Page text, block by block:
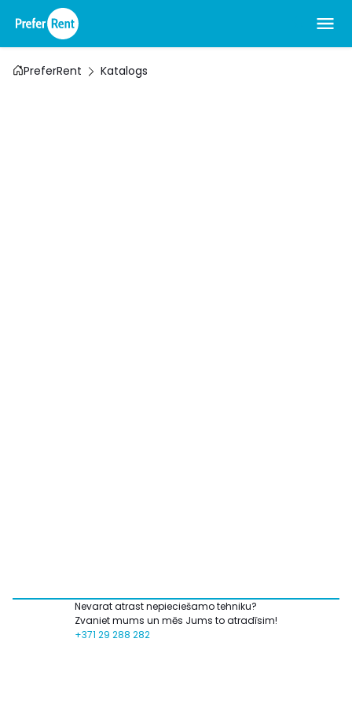
PreferRent Katalogs
Nevarat atrast nepieciešamo tehniku?
Zvaniet mums un mēs Jums to atradīsim!
+371 29 288 282